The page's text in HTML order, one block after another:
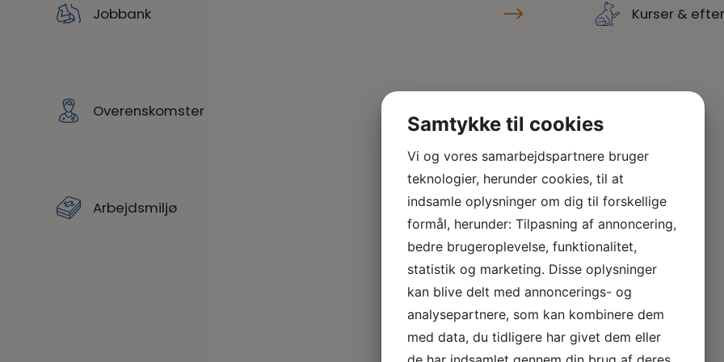
Jobbank Kurser &
Overenskomster
Arbejdsmiljø Pension
Samtykke til cookies
Vi og vores samarbejdspartnere bruger
teknologier, herunder cookies, til at
indsamle oplysninger om dig til forskellige
formål, herunder: Tilpasning af annoncering,
bedre brugeroplevelse, funktionalitet,
statistik og marketing. Disse oplysninger
kan blive delt med annoncerings- og
analysepartnere, som kan kombinere dem
med data, du tidligere har givet dem eller